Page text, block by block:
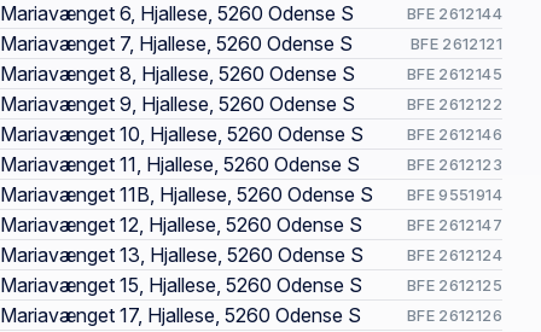
Mariavænget 6, Hjallese, 5260 Odense S BFE 2612144
Mariavænget 7, Hjallese, 5260 Odense S BFE 2612121
Mariavænget 8, Hjallese, 5260 Odense S BFE 2612145
Mariavænget 9, Hjallese, 5260 Odense S BFE 2612122
Mariavænget 10, Hjallese, 5260 Odense S BFE 2612146
Mariavænget 11, Hjallese, 5260 Odense S BFE 2612123
Mariavænget 11B, Hjallese, 5260 Odense S BFE 9551914
Mariavænget 12, Hjallese, 5260 Odense S BFE 2612147
Mariavænget 13, Hjallese, 5260 Odense S BFE 2612124
Mariavænget 15, Hjallese, 5260 Odense S BFE 2612125
Mariavænget 17, Hjallese, 5260 Odense S BFE 2612126